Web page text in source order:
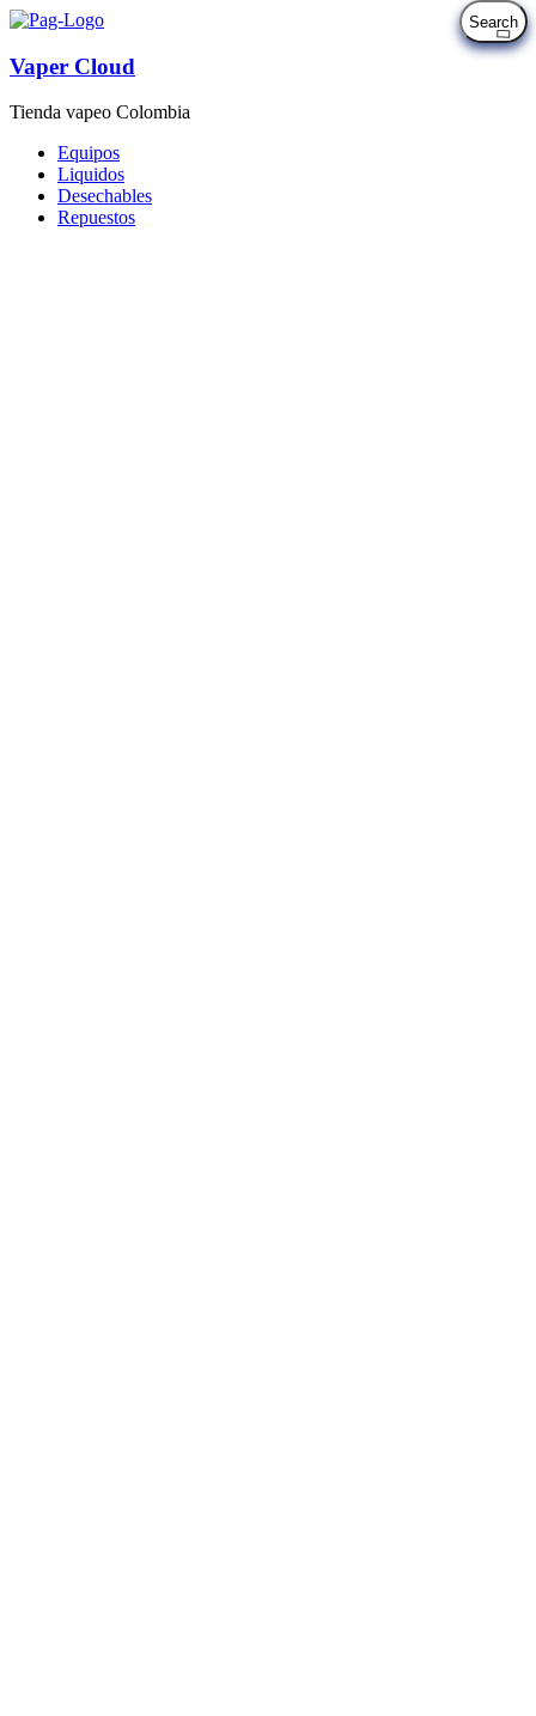
Vaper Cloud
Tienda vapeo Colombia
Equipos
Liquidos
Desechables
Repuestos